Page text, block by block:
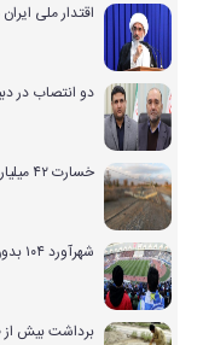
اقتدار ملی
دو انتصاب در
خسارت ۴۲ میلیارد تومانی طوفان به تاسیسات هرمزگان
شهرآورد ۱۰۴ بدون حضور بانوان
برداشت بیش از ۳۰۰ هزار تن خرما ازنخلستان‌های سیستان وبلوچستان